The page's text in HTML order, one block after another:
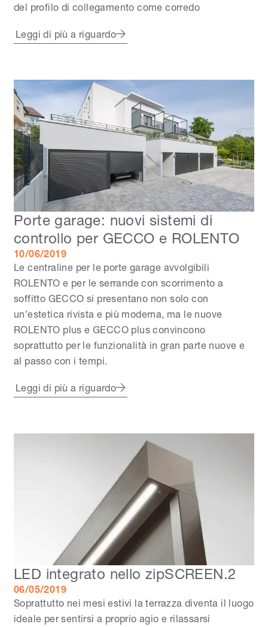
del profilo di collegamento come corredo
Leggi di più a riguardo
Porte garage: nuovi sistemi di
controllo per GECCO e ROLENTO
10/06/2019
Le centraline per le porte garage avvolgibili
ROLENTO e per le serrande con scorrimento a
soffitto GECCO si presentano non solo con
un’estetica rivista e più moderna, ma le nuove
ROLENTO plus e GECCO plus convincono
soprattutto per le funzionalità in gran parte nuove e
al passo con i tempi.
Leggi di più a riguardo
LED integrato nello zipSCREEN.2
06/05/2019
Soprattutto nei mesi estivi la terrazza diventa il luogo
ideale per sentirsi a proprio agio e rilassarsi